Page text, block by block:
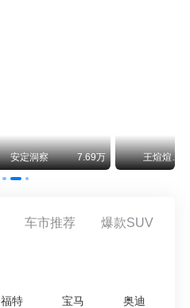
安定洞察 7.69万 王煊煊的爱车日记
车市推荐 爆款SUV
福特 宝马 奥迪